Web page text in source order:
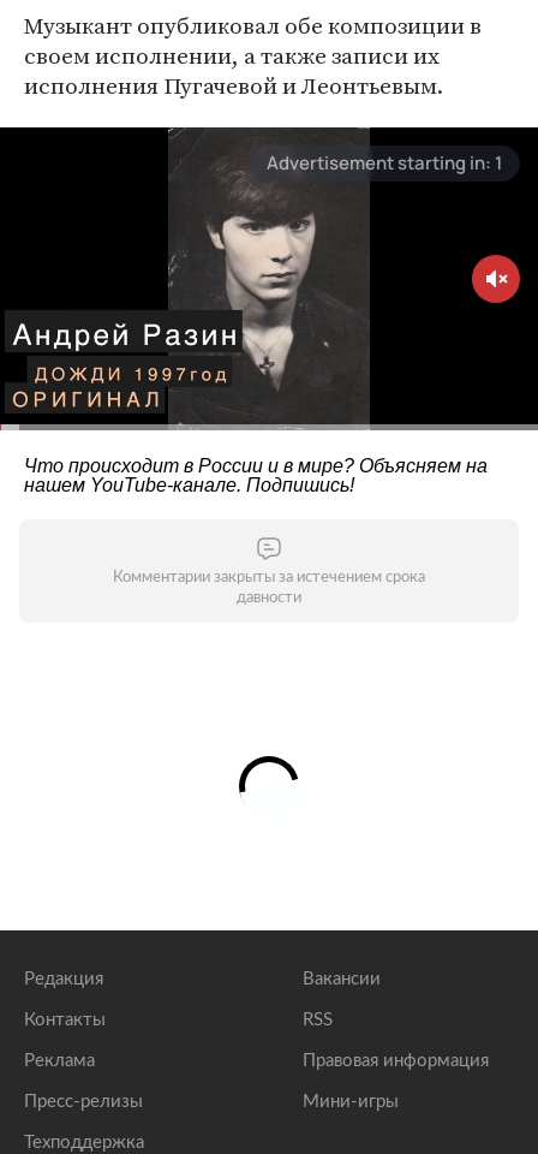
Музыкант опубликовал обе композиции в
своем исполнении, а также записи их
исполнения Пугачевой и Леонтьевым.
Что происходит в России и в мире? Объясняем на
нашем YouTube-канале. Подпишись!
Комментарии закрыты за истечением срока
давности
Редакция
Контакты
Реклама
Пресс-релизы
Техподдержка
Вакансии
RSS
Правовая информация
Мини-игры